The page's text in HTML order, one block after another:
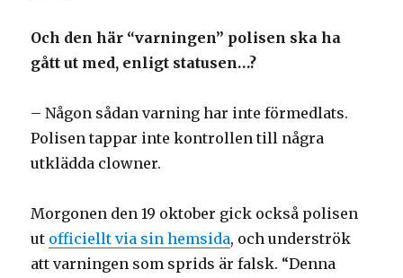
Och den här “varningen” polisen ska ha
gått ut med, enligt statusen…?
– Någon sådan varning har inte förmedlats.
Polisen tappar inte kontrollen till några
utklädda clowner.
Morgonen den 19 oktober gick också polisen
ut officiellt via sin hemsida, och underströk
att varningen som sprids är falsk. “Denna